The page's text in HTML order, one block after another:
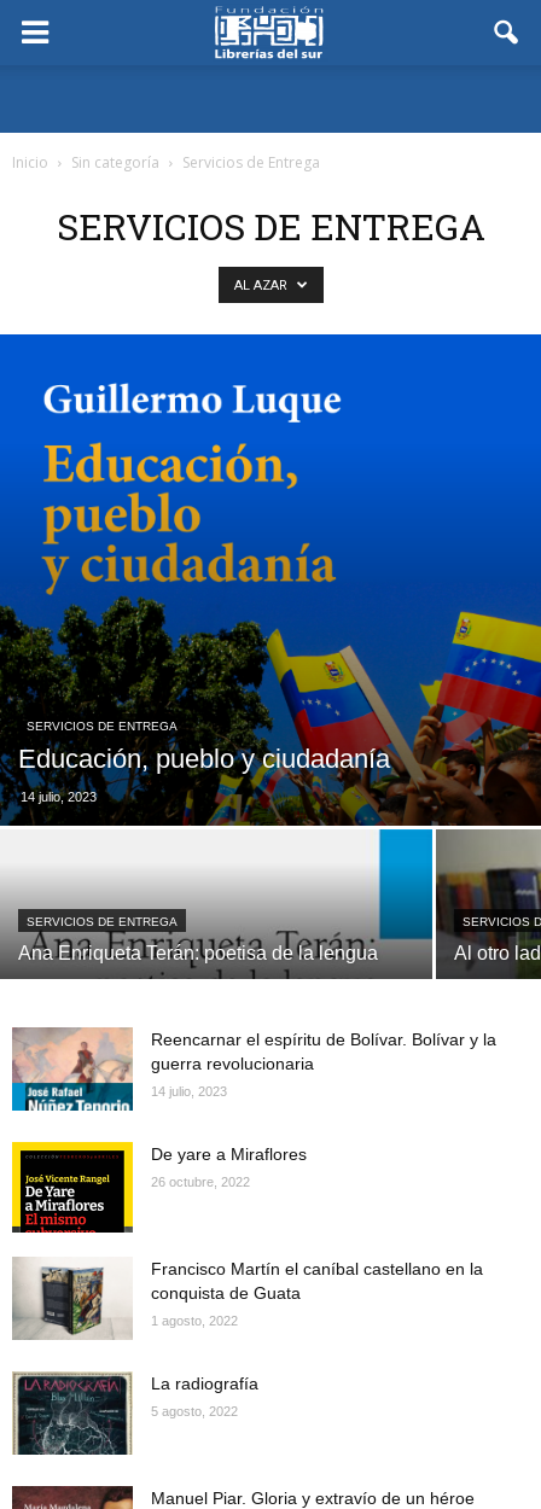
Inicio Sin categoría Servicios de Entrega
SERVICIOS DE ENTREGA
AL AZAR
SERVICIOS DE ENTREGA
Educación, pueblo y ciudadanía
14 julio, 2023
SERVICIOS DE ENTREGA
Ana Enriqueta Terán: poetisa de la lengua
SERVICIOS
Al otro
Reencarnar el espíritu de Bolívar. Bolívar y la
guerra revolucionaria
14 julio, 2023
De yare a Miraflores
26 octubre, 2022
Francisco Martín el caníbal castellano en la
conquista de Guata
1 agosto, 2022
La radiografía
5 agosto, 2022
Manuel Piar. Gloria y extravío de un héroe